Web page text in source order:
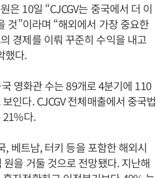
은 10일 “CJCGV는 중국에서 더 이
것”이라며 “해외에서 가장 중요한
경제를 이뤄 꾸준히 수익을 내고
했다.
영화관 수는 89개로 4분기에 110
인다. CJCGV 전체매출에서 중국법
21%다.
, 베트남, 터키 등을 포함한 해외시
을 거둘 것으로 전망됐다. 지난해